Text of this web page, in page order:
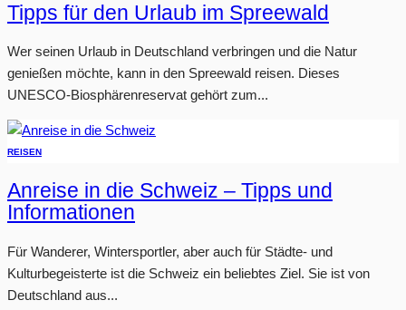
Tipps für den Urlaub im Spreewald
Wer seinen Urlaub in Deutschland verbringen und die Natur
genießen möchte, kann in den Spreewald reisen. Dieses
UNESCO-Biosphärenreservat gehört zum...
REISEN
Anreise in die Schweiz – Tipps und
Informationen
Für Wanderer, Wintersportler, aber auch für Städte- und
Kulturbegeisterte ist die Schweiz ein beliebtes Ziel. Sie ist von
Deutschland aus...